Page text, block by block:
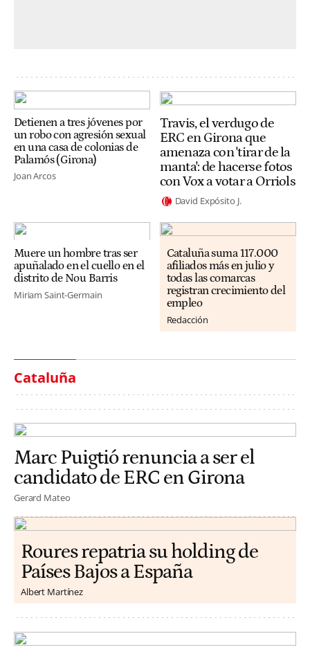
Detienen a tres jóvenes por
un robo con agresión sexual
en una casa de colonias de
Palamós (Girona)
Joan Arcos
Travis, el verdugo de
ERC en Girona que
amenaza con 'tirar de la
manta': de hacerse fotos
con Vox a votar a Orriols
David Expósito J.
Muere un hombre tras ser
apuñalado en el cuello en el
distrito de Nou Barris
Miriam Saint-Germain
Cataluña suma 117.000
afiliados más en julio y
todas las comarcas
registran crecimiento del
empleo
Redacción
Cataluña
Marc Puigtió renuncia a ser el
candidato de ERC en Girona
Gerard Mateo
Roures repatria su holding de
Países Bajos a España
Albert Martínez